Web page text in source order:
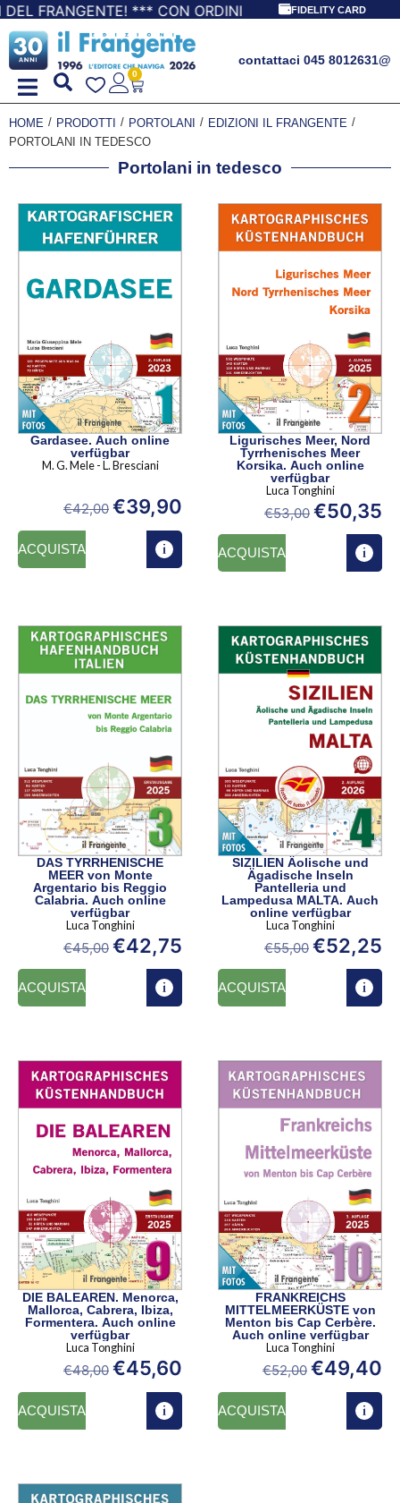
*** CON ORDINI A PARTIRE DA 69,90€ LA
FIDELITY CARD
contattaci 045 8012631@
0
HOME / PRODOTTI / PORTOLANI / EDIZIONI IL FRANGENTE /
PORTOLANI IN TEDESCO
Portolani in tedesco
Gardasee. Auch online
verfügbar
M. G. Mele - L. Bresciani
€42,00 €39,90
ACQUISTA
Ligurisches Meer, Nord
Tyrrhenisches Meer
Korsika. Auch online
verfügbar
Luca Tonghini
€53,00 €50,35
ACQUISTA
DAS TYRRHENISCHE
MEER von Monte
Argentario bis Reggio
Calabria. Auch online
verfügbar
Luca Tonghini
€45,00 €42,75
ACQUISTA
SIZILIEN Äolische und
Ägadische Inseln
Pantelleria und
Lampedusa MALTA. Auch
online verfügbar
Luca Tonghini
€55,00 €52,25
ACQUISTA
DIE BALEAREN. Menorca,
Mallorca, Cabrera, Ibiza,
Formentera. Auch online
verfügbar
Luca Tonghini
€48,00 €45,60
ACQUISTA
FRANKREICHS
MITTELMEERKÜSTE von
Menton bis Cap Cerbère.
Auch online verfügbar
Luca Tonghini
€52,00 €49,40
ACQUISTA